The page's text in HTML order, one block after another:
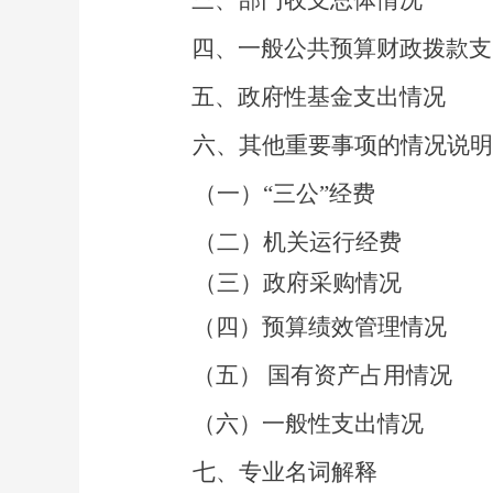
四、 一般公共预算财政拨款
五、 政府性基金支出情况
六、其他重要事项的情况说明
（一） “三公”经费
（二） 机关运行经费
（三） 政府采购情况
（四）预算绩效管理情况
（五）
国有资产占用情况
（六）一般性支出情况
七、 专业名词解释